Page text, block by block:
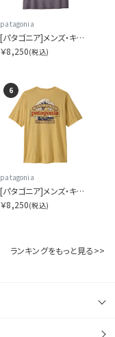
patagonia
[パタゴニア]メンズ・キャプリーン・クール・デイリー・シャツ（ハット・トリッパー）
￥8,250(税込)
6
patagonia
[パタゴニア]メンズ・キャプリーン・クール・デイリー・シャツ（グレート・ウェーブス）
￥8,250(税込)
ランキングをもっと見る>>